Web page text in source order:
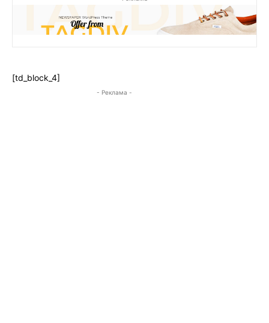
[td_block_4]
- Реклама -